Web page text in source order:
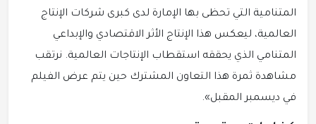
المتنامية التي تحظى بها الإمارة لدى كبرى شركات الإنتاج
العالمية، ليعكس هذا الإنتاج الأثر الاقتصادي والإبداعي
المتنامي الذي يحققه استقطاب الإنتاجات العالمية. نرتقب
مشاهدة ثمرة هذا التعاون المشترك حين يتم عرض الفيلم
في ديسمبر المقبل».